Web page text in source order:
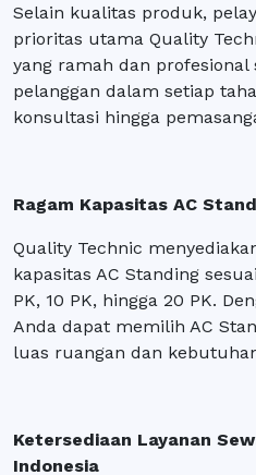
Selain kualitas produk,
prioritas utama Quality
yang ramah dan
pelanggan dalam setiap
konsultasi hingga
Ragam Kapasitas AC
Quality Technic
kapasitas AC Standing
PK, 10 PK, hingga 20 PK.
Anda dapat memilih AC
luas ruangan dan
Ketersediaan Layanan
Indonesia